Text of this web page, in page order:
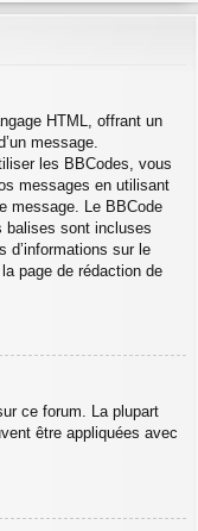
HTML, offrant un
message.
les BBCodes, vous
messages en utilisant
message. Le BBCode
balises sont incluses
d’informations sur le
page de rédaction de
ce forum. La plupart
être appliquées avec